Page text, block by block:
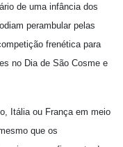
de uma infância dos
perambular pelas
frenética para
no Dia de São Cosme e
Itália ou França em meio
que os